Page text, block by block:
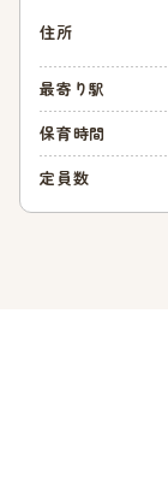
住所
最寄り駅
保育時間
定員数